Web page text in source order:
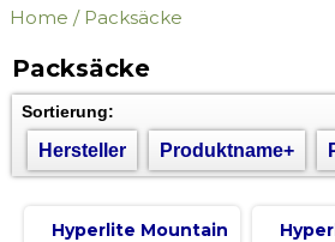
Home / Packsäcke
Packsäcke
Sortierung:
Hersteller Produktname+
Hyperlite Mountain